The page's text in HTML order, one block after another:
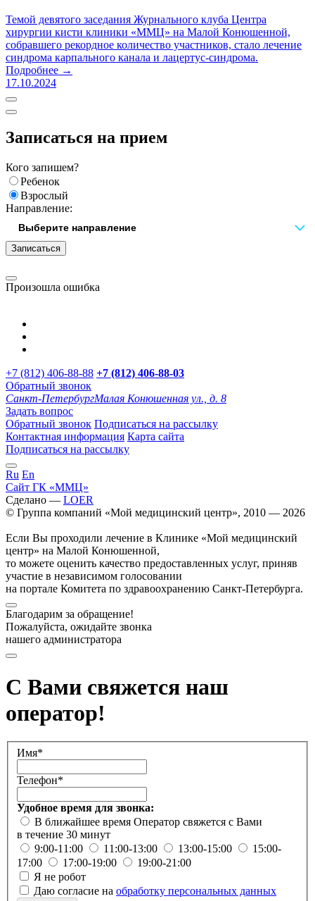
Темой девятого заседания Журнального клуба Центра
хирургии кисти клиники «ММЦ» на Малой Конюшенной,
собравшего рекордное количество участников, стало лечение
синдрома карпального канала и лацертус-синдрома.
Подробнее →
17.10.2024
Записаться на прием
Кого запишем?
Ребенок
Взрослый
Направление:
Записаться
Произошла ошибка
+7 (812) 406-88-88 +7 (812) 406-88-03
Обратный звонок
Санкт-ПетербургМалая Конюшенная ул., д. 8
Задать вопрос
Обратный звонок Подписаться на рассылку
Контактная информация Карта сайта
Подписаться на рассылку
Ru En
Сайт ГК «ММЦ»
Сделано — LOER
© Группа компаний «Мой медицинский центр», 2010 — 2026
Если Вы проходили лечение в Клинике «Мой медицинский
центр» на Малой Конюшенной,
то можете оценить качество предоставленных услуг, приняв
участие в независимом голосовании
на портале Комитета по здравоохранению Санкт-Петербурга.
Благодарим за обращение!
Пожалуйста, ожидайте звонка
нашего администратора
С Вами свяжется наш
оператор!
Имя*
Телефон*
Удобное время для звонка:
В ближайшее время Оператор свяжется с Вами
в течение 30 минут
9:00-11:00
11:00-13:00 13:00-15:00
15:00-
17:00
17:00-19:00
19:00-21:00
Я не робот
Даю согласие на обработку персональных данных